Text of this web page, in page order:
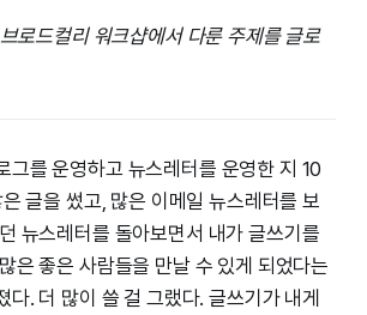
로드컬리 워크샵에서 다룬 주제를 글로
그를 운영하고 뉴스레터를 운영한 지 10
글을 썼고, 많은 이메일 뉴스레터를 보
뉴스레터를 돌아보면서 내가 글쓰기를
은 좋은 사람들을 만날 수 있게 되었다는
다. 더 많이 쓸 걸 그랬다. 글쓰기가 내게